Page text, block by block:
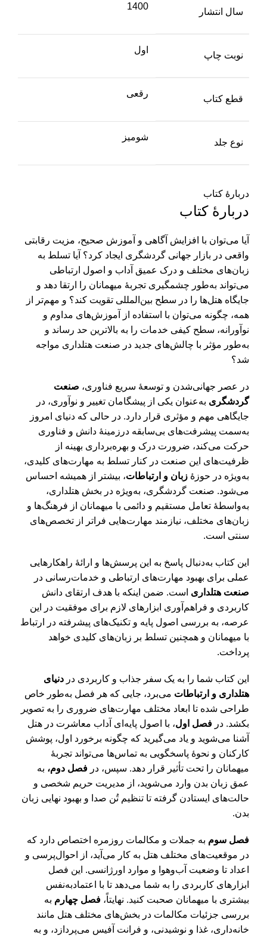
سال انتشار
1400
نوبت چاپ
اول
قطع کتاب
رقعی
نوع جلد
شومیز
دربارهٔ کتاب
دربارهٔ کتاب
آیا می‌توان با افزایش آگاهی و آموزش صحیح، مزیت رقابتی
واقعی در بازار جهانی گردشگری ایجاد کرد؟ آیا تسلط به
زبان‌های مختلف و درک عمیق آداب و اصول ارتباطی
می‌تواند به‌طور چشمگیری تجربۀ میهمانان را ارتقا دهد و
جایگاه هتل‌ها را در سطح بین‌المللی تقویت کند؟ و مهم‌تر از
همه، چگونه می‌توان با استفاده از آموزش‌های مداوم و
نوآورانه، سطح کیفی خدمات را به بالاترین حد رساند و
به‌طور مؤثر با چالش‌های جدید در صنعت هتلداری مواجه
شد؟
در عصر جهانی‌شدن و توسعۀ سریع فناوری، صنعت
گردشگری به‌عنوان یکی از پیشگامان تغییر و نوآوری، در
جایگاهی مهم و مؤثری قرار دارد. در حالی که دنیای امروز
به‌سمت پیشرفت‌های بی‌سابقه درزمینۀ دانش و فناوری
حرکت می‌کند، ضرورت درک و بهره‌برداری بهینه از
ظرفیت‌های این صنعت در کنار تسلط به مهارت‌های کلیدی،
به‌ویژه در حوزۀ زبان و ارتباطات، بیشتر از همیشه احساس
می‌شود. صنعت گردشگری، به‌ویژه در بخش هتلداری،
به‌واسطۀ تعامل مستقیم و دائمی با میهمانان از فرهنگ‌ها و
زبان‌های مختلف، نیازمند مهارت‌هایی فراتر از تخصص‌های
سنتی است.
این کتاب به‌دنبال پاسخ به این پرسش‌ها و ارائۀ راهکارهایی
عملی برای بهبود مهارت‌های ارتباطی و خدمات‌رسانی در
صنعت هتلداری است. ضمن اینکه با هدف ارتقای دانش
کاربردی و فراهم‌آوری ابزارهای لازم برای موفقیت در این
عرصه، به بررسی اصول پایه و تکنیک‌های پیشرفته در ارتباط
با میهمانان و همچنین تسلط بر زبان‌های کلیدی خواهد
پرداخت.
این کتاب شما را به یک سفر جذاب و کاربردی در دنیای
هتلداری و ارتباطات می‌برد، جایی که هر فصل به‌طور خاص
طراحی شده تا ابعاد مختلف مهارت‌های ضروری را به تصویر
بکشد. در فصل اول، با اصول پایه‌ای آداب معاشرت در هتل
آشنا می‌شوید و یاد می‌گیرید که چگونه برخورد اول، پوشش
کارکنان و نحوۀ پاسخگویی به تماس‌ها می‌تواند تجربۀ
میهمانان را تحت تأثیر قرار دهد. سپس، در فصل دوم، به
عمق زبان بدن وارد می‌شوید، از مدیریت حریم شخصی و
حالت‌های ایستادن گرفته تا تنظیم تُن صدا و بهبود نهایی زبان
بدن.
فصل سوم به جملات و مکالمات روزمره اختصاص دارد که
در موقعیت‌های مختلف هتل به کار می‌آید، از احوال‌پرسی و
اعداد تا وضعیت آب‌و‌هوا و موارد اورژانسی. این فصل
ابزارهای کاربردی را به شما می‌دهد تا با اعتمادبه‌نفس
بیشتری با میهمانان صحبت کنید. نهایتاً، فصل چهارم به
بررسی جزئیات مکالمات در بخش‌های مختلف هتل مانند
خانه‌داری، غذا و نوشیدنی، و فرانت آفیس می‌پردازد، و به